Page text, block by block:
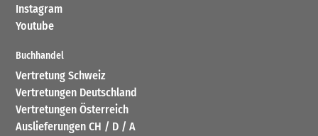
Instagram
Youtube
Buchhandel
Vertretung Schweiz
Vertretungen Deutschland
Vertretungen Österreich
Auslieferungen CH / D / A